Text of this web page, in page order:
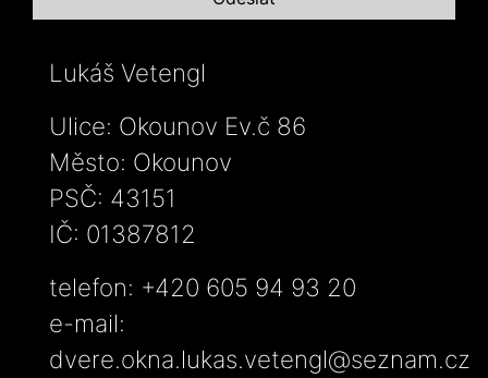
Lukáš Vetengl
Ulice: Okounov Ev.č 86
Město: Okounov
PSČ: 43151
IČ: 01387812
telefon: +420 605 94 93 20
e-mail:
dvere.okna.lukas.vetengl@seznam.cz